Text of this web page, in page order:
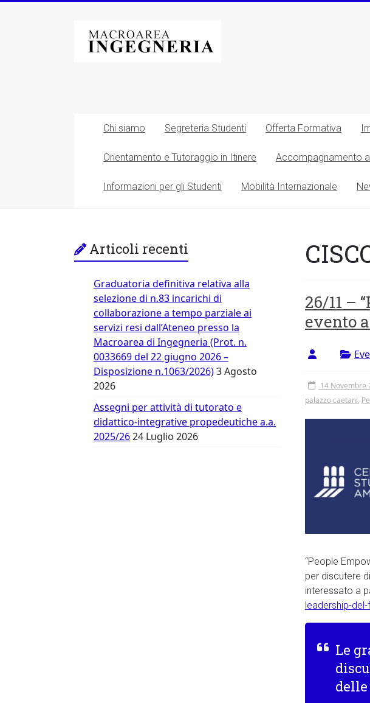
Macroarea
di
Università
degli
Studi
Tor
Vergata
Chi siamo Segreteria Studenti Offerta Formativa
Orientamento e Tutoraggio in Itinere Accompagnamento
Informazioni per gli Studenti Mobilità Internazionale
26/11 –
evento
14 Novembre
palazzo caetani,
“People
per discutere
interessato a
leadership-
Le
Articoli recenti
Graduatoria definitiva relativa alla
selezione di n.83 incarichi di
collaborazione a tempo parziale ai
servizi resi dall’Ateneo presso la
Macroarea di Ingegneria (Prot. n.
0033669 del 22 giugno 2026 –
Disposizione n.1063/2026)3 Agosto
2026
Assegni per attività di tutorato e
didattico-integrative propedeutiche a.a.
2025/2624 Luglio 2026